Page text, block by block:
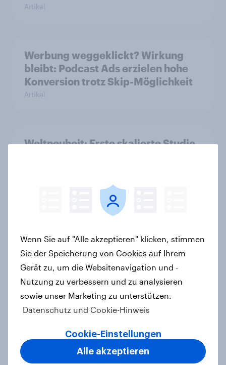
Artikel
Werbung weggeklickt? Wirkung
bleibt: Podcast Ads erzielen hohe
Konversion trotz Skip-Möglichkeit
Artikel
Weltneuheit: Erste skalierte Studie
und Nivea führen NPS-Ranking an
Podcast-Werbung in Deutschland:
Leicht zu überspringen, aber
weniger störend
Artikel
Balea ist YouGovs Biggest Buzz
Mover im Mai 2026
Wenn Sie auf "Alle akzeptieren" klicken, stimmen
Sie der Speicherung von Cookies auf Ihrem
Gerät zu, um die Websitenavigation und -
Nutzung zu verbessern und zu analysieren
sowie unser Marketing zu unterstützen.
Datenschutz und Cookie-Hinweis
Cookie-Einstellungen
Alle akzeptieren